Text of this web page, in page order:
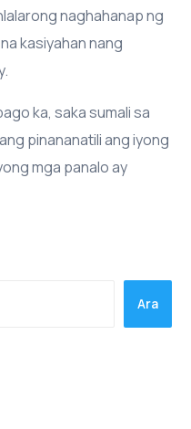
naghahanap ng
kasiyahan nang
ka, saka sumali sa
pinananatili ang iyong
mga panalo ay
Ara